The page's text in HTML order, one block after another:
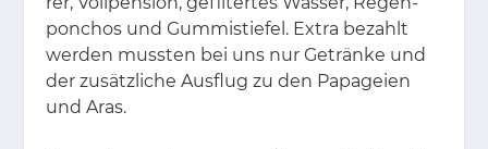
pon­chos und Gum­mi­stie­fel. Ex­tra be­zahlt
wer­den muss­ten bei uns nur Ge­trän­ke und
der zu­sätz­li­che Aus­flug zu den Pa­pa­gei­en
und Aras.